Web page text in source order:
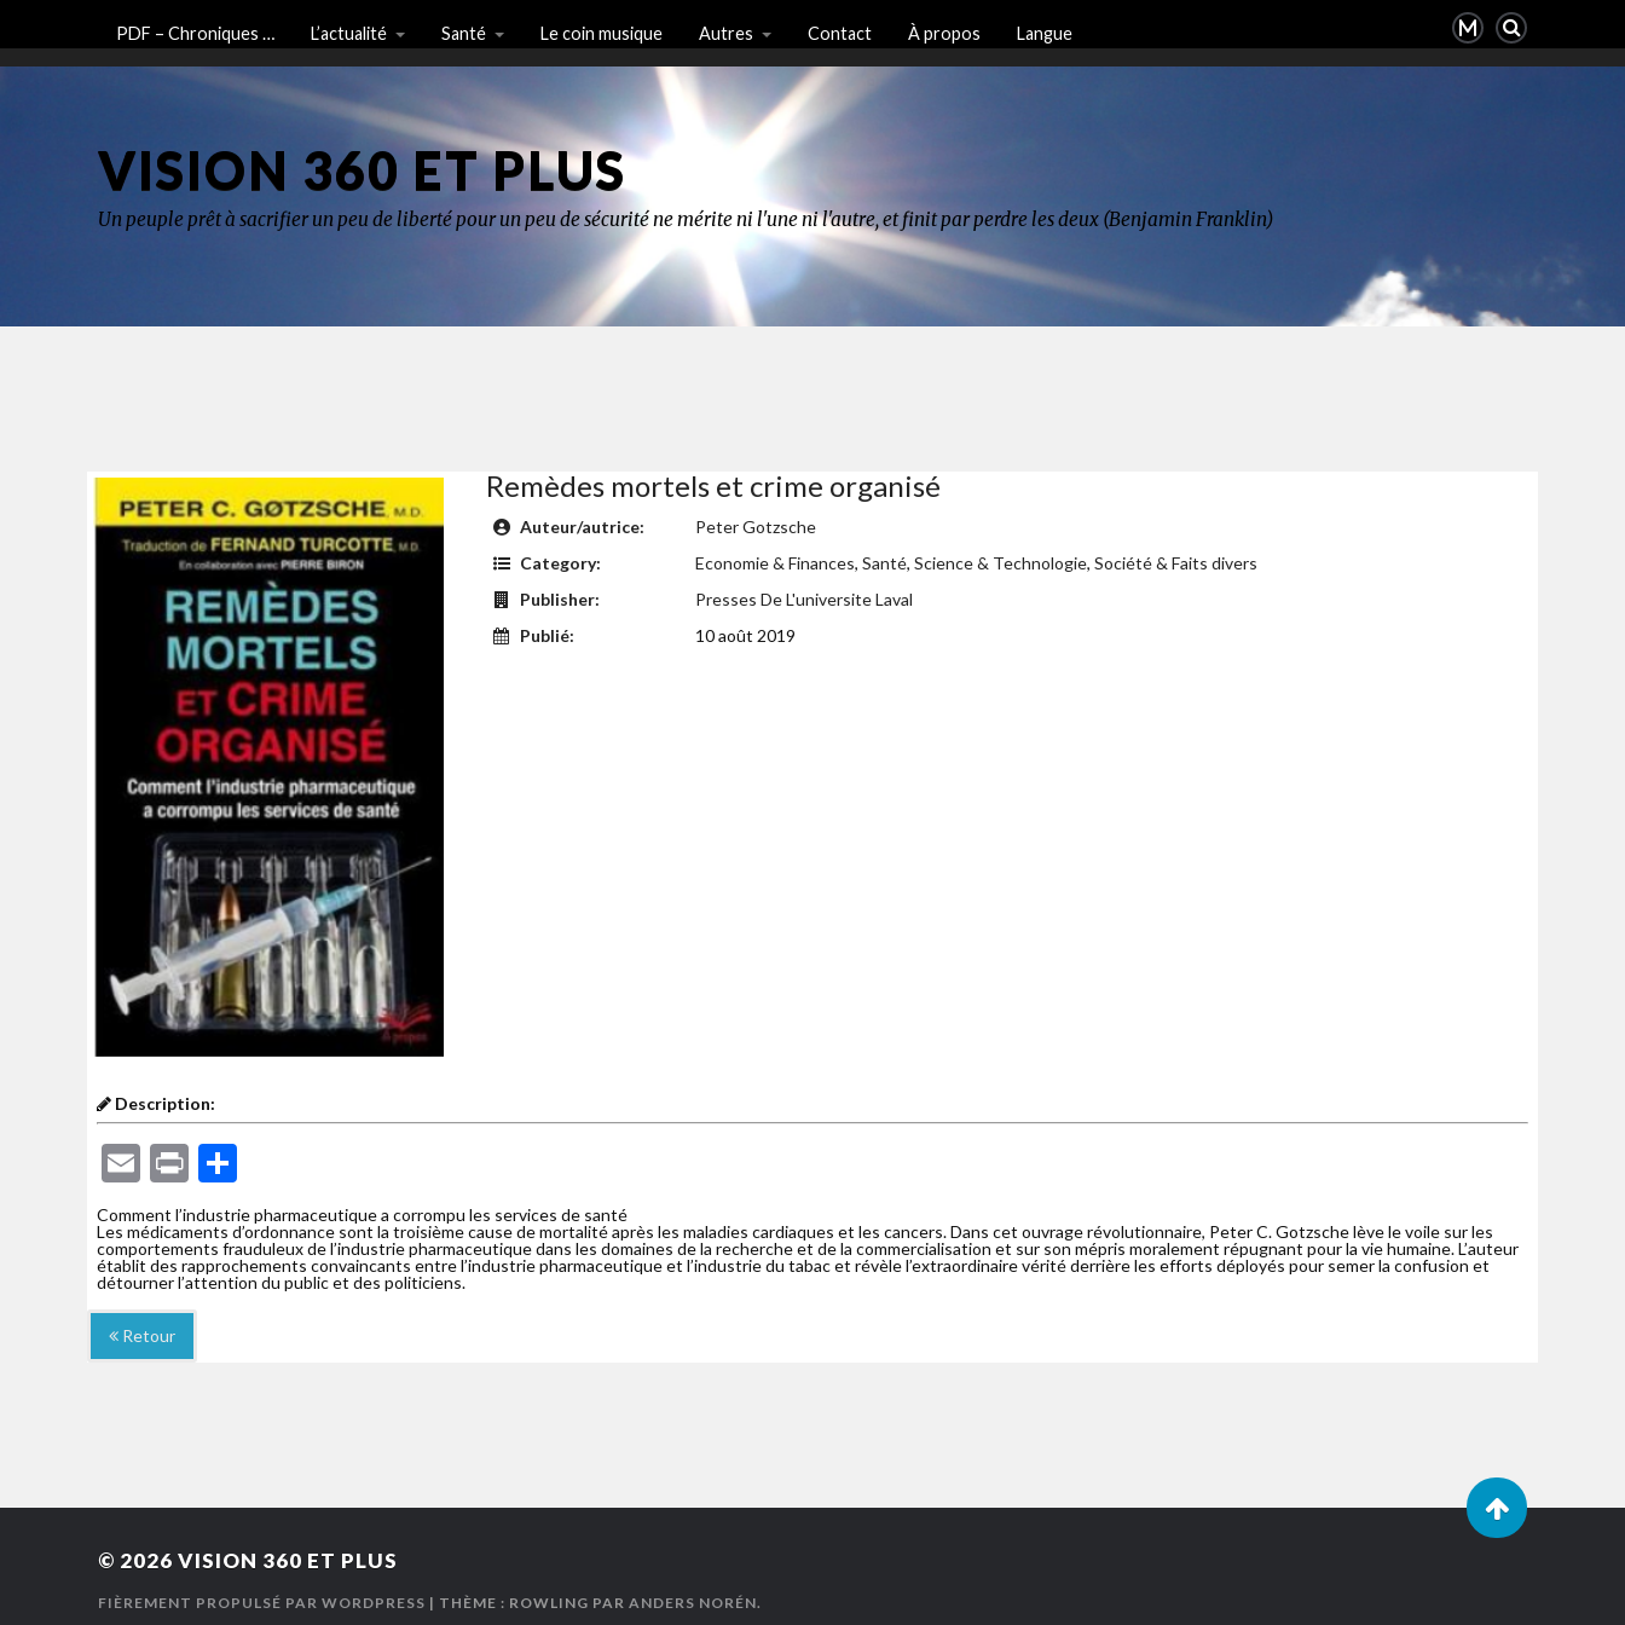
PDF – Chroniques … L’actualité Santé Le coin musique Autres Contact À propos Langue
VISION 360 ET PLUS
Un peuple prêt à sacrifier un peu de liberté pour un peu de sécurité ne mérite ni l'une ni l'autre, et finit par perdre les deux (Benjamin Franklin)
Remèdes mortels et crime organisé
Auteur/autrice:
Peter Gotzsche
Category:
Economie & Finances, Santé, Science & Technologie, Société & Faits divers
Publisher:
Presses De L'universite Laval
Publié:
10 août 2019
Description:
Email
Print
Comment l’industrie pharmaceutique a corrompu les services de santé
Les médicaments d’ordonnance sont la troisième cause de mortalité après les maladies cardiaques et les cancers. Dans cet ouvrage révolutionnaire, Peter C. Gotzsche lève le voile sur les
comportements frauduleux de l’industrie pharmaceutique dans les domaines de la recherche et de la commercialisation et sur son mépris moralement répugnant pour la vie humaine. L’auteur
établit des rapprochements convaincants entre l’industrie pharmaceutique et l’industrie du tabac et révèle l’extraordinaire vérité derrière les efforts déployés pour semer la confusion et
détourner l’attention du public et des politiciens.
Retour
© 2026 VISION 360 ET PLUS
FIÈREMENT PROPULSÉ PAR WORDPRESS | THÈME : ROWLING PAR ANDERS NORÉN.